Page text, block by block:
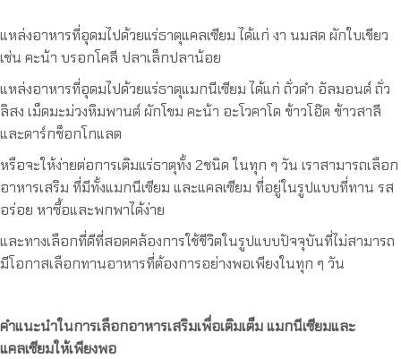
แหล่งอาหารที่อุดมไปด้วยแร่ธาตุแคลเซียม ได้แก่ งา นมสด ผักใบเขียว
เช่น คะน้า บรอกโคลี ปลาเล็กปลาน้อย
แหล่งอาหารที่อุดมไปด้วยแร่ธาตุแมกนีเซียม ได้แก่ ถั่วดำ อัลมอนด์ ถั่ว
ลิสง เม็ดมะม่วงหิมพานต์ ผักโขม คะน้า อะโวคาโด ข้าวโอ๊ต ข้าวสาลี
และดาร์กช็อกโกแลต
หรือจะให้ง่ายต่อการเติมแร่ธาตุทั้ง 2ชนิด ในทุก ๆ วัน เราสามารถเลือก
อาหารเสริม ที่มีทั้งแมกนีเซียม และแคลเซียม ที่อยู่ในรูปแบบที่ทาน รส
อร่อย หาซื้อและพกพาได้ง่าย
และทางเลือกที่ดีที่สอดคล้องการใช้ชีวิตในรูปแบบปัจจุบันที่ไม่สามารถ
มีโอกาสเลือกทานอาหารที่ต้องการอย่างพอเพียงในทุก ๆ วัน
คำแนะนำในการเลือกอาหารเสริมเพื่อเติมเต็ม แมกนีเซียมและ
แคลเซียมให้เพียงพอ